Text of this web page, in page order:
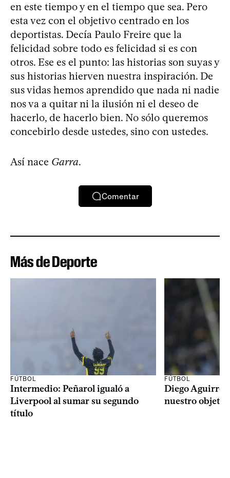
en este tiempo y en el tiempo que sea. Pero
esta vez con el objetivo centrado en los
deportistas. Decía Paulo Freire que la
felicidad sobre todo es felicidad si es con
otros. Ese es el punto: las historias son suyas y
sus historias hierven nuestra inspiración. De
sus vidas hemos aprendido que nada ni nadie
nos va a quitar ni la ilusión ni el deseo de
hacerlo, de hacerlo bien. No sólo queremos
concebirlo desde ustedes, sino con ustedes.
Así nace Garra.
Comentar
Más de Deporte
FÚTBOL
Intermedio: Peñarol igualó a
Liverpool al sumar su segundo
título
FÚTBOL
Diego Aguirre:
nuestro